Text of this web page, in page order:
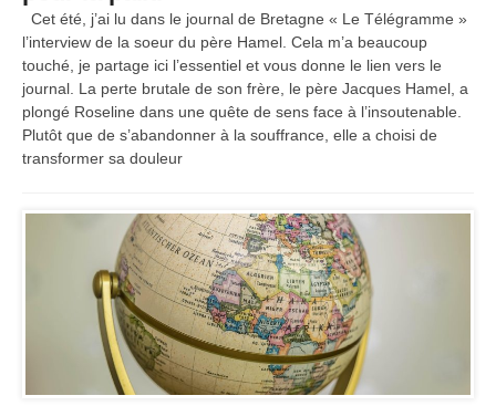
Cet été, j’ai lu dans le journal de Bretagne « Le Télégramme »
l’interview de la soeur du père Hamel. Cela m’a beaucoup
touché, je partage ici l’essentiel et vous donne le lien vers le
journal. La perte brutale de son frère, le père Jacques Hamel, a
plongé Roseline dans une quête de sens face à l’insoutenable.
Plutôt que de s’abandonner à la souffrance, elle a choisi de
transformer sa douleur